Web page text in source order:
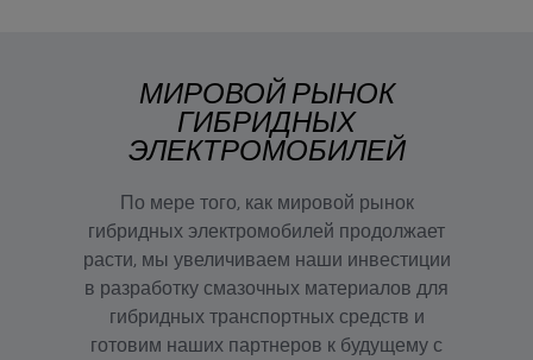
МИРОВОЙ РЫНОК
ГИБРИДНЫХ
ЭЛЕКТРОМОБИЛЕЙ
По мере того, как мировой рынок
гибридных электромобилей продолжает
расти, мы увеличиваем наши инвестиции
в разработку смазочных материалов для
гибридных транспортных средств и
готовим наших партнеров к будущему с